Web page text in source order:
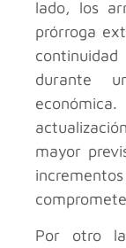
lado, los
prórroga
durante
mayor
Por otro